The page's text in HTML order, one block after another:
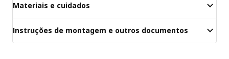
Materiais e cuidados
Instruções de montagem e outros documentos